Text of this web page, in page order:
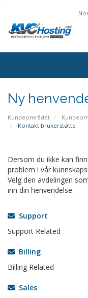
Ny
Kundeområdet
Kontakt brukerstøtte
Dersom du ikke kan
problem i vår
Velg den avdelingen
inn din henvendelse.
Support
Support Related
Billing
Billing Related
Sales